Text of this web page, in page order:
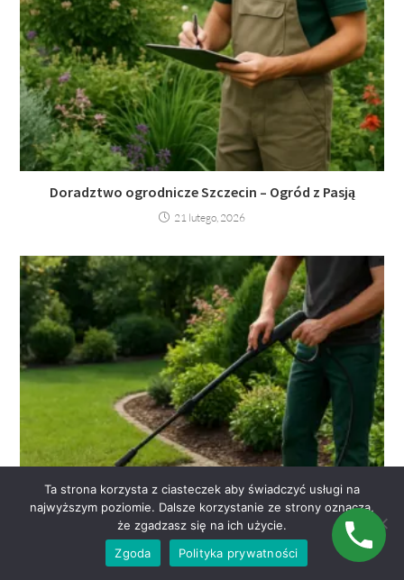
Doradztwo ogrodnicze Szczecin – Ogród z Pasją
21 lutego, 2026
Ta strona korzysta z ciasteczek aby świadczyć usługi na
najwyższym poziomie. Dalsze korzystanie ze strony oznacza,
że zgadzasz się na ich użycie.
Zgoda
Polityka prywatności